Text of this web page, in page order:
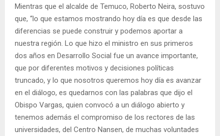
Mientras que el alcalde de Temuco, Roberto Neira, sostuvo
que, “lo que estamos mostrando hoy día es que desde las
diferencias se puede construir y podemos aportar a
nuestra región. Lo que hizo el ministro en sus primeros
dos años en Desarrollo Social fue un avance importante,
que por diferentes motivos y decisiones políticas
truncado, y lo que nosotros queremos hoy día es avanzar
en el diálogo, es quedarnos con las palabras que dijo el
Obispo Vargas, quien convocó a un diálogo abierto y
tenemos además el compromiso de los rectores de las
universidades, del Centro Nansen, de muchas voluntades